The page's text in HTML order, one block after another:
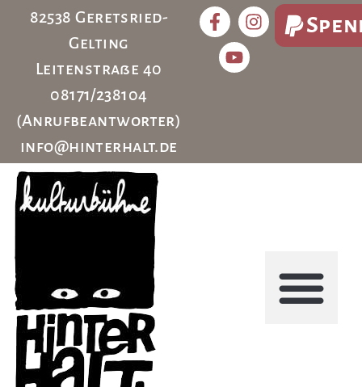
82538 Geretsried-
Gelting
Leitenstraße 40
08171/238104
(Anrufbeantworter)
info@hinterhalt.de